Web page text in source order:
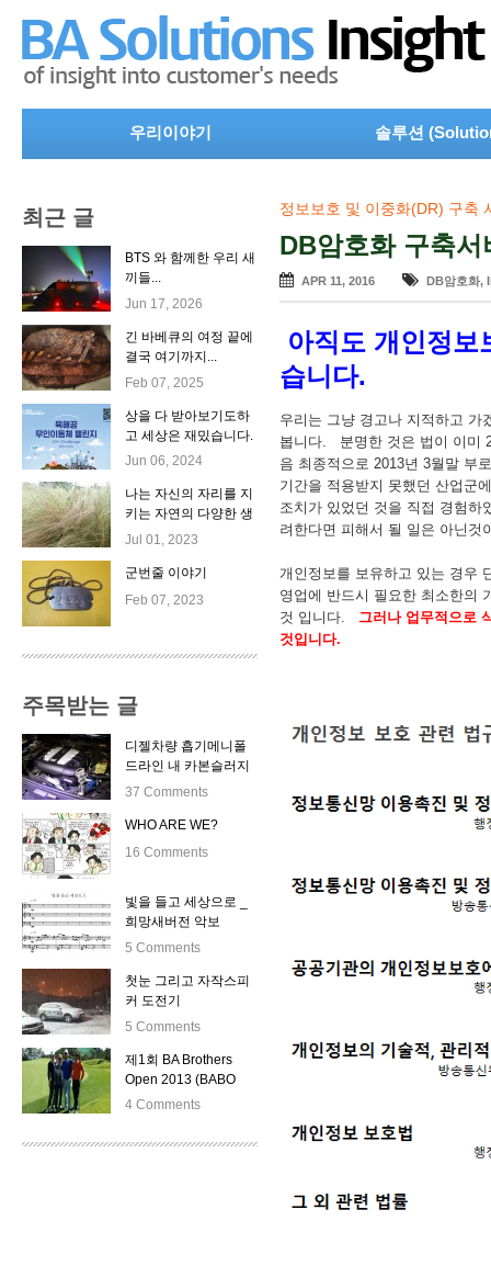
우리이야기 솔루션
정보보호 및 이중화(DR) 구축
DB암호화 구축서
APR 11, 2016 DB암호화,
아직도 개인정보
습니다.
우리는 그냥 경고나 지적하고
봅니다. 분명한 것은 법이 이미
음 최종적으로 2013년 3월말 부
기간을 적용받지 못했던 산업군
조치가 있었던 것을 직접 경험
려한다면 피해서 될 일은 아닌것
개인정보를 보유하고 있는 경우
영업에 반드시 필요한 최소한의
것 입니다. 그러나 업무적으로
것입니다.
최근 글
BTS 와 함께한 우리 새
끼들...
Jun 17, 2026
긴 바베큐의 여정 끝에
결국 여기까지...
Feb 07, 2025
상을 다 받아보기도하
고 세상은 재밌습니다.
Jun 06, 2024
나는 자신의 자리를 지
키는 자연의 다양한 생
명체들이 좋다.
Jul 01, 2023
군번줄 이야기
Feb 07, 2023
주목받는 글
디젤차량 흡기메니폴
드라인 내 카본슬러지
자동클리닝 시스템 출
37 Comments
WHO ARE WE?
16 Comments
빛을 들고 세상으로 _
희망새버전 악보
5 Comments
첫눈 그리고 자작스피
커 도전기
5 Comments
제1회 BA Brothers
Open 2013 (BABO
2013) by 김윤석
4 Comments